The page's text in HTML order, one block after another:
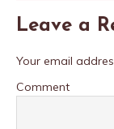
Leave a
Your email
Comment